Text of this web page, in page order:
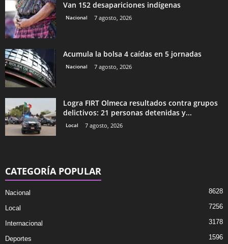
Van 152 desapariciones indígenas
Nacional 7 agosto, 2026
Acumula la bolsa 4 caídas en 5 jornadas
Nacional 7 agosto, 2026
Logra FIRT Olmeca resultados contra grupos
delictivos: 21 personas detenidas y...
Local 7 agosto, 2026
CATEGORÍA POPULAR
Nacional 8628
Local 7256
Internacional 3178
Deportes 1596